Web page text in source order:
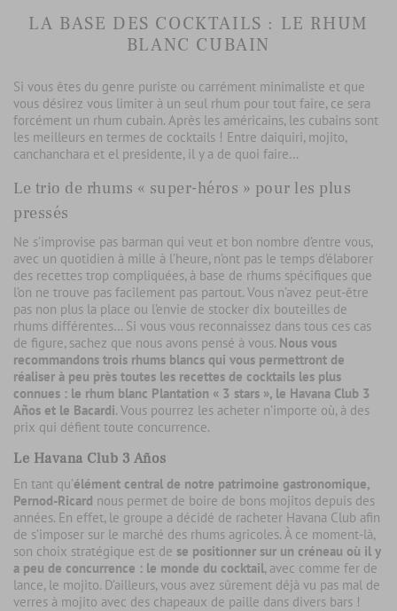
LA BASE DES COCKTAILS : LE RHUM
BLANC CUBAIN
Si vous êtes du genre puriste ou carrément minimaliste et que
vous désirez vous limiter à un seul rhum pour tout faire, ce sera
forcément un rhum cubain. Après les américains, les cubains sont
les meilleurs en termes de cocktails ! Entre daiquiri, mojito,
canchanchara et el presidente, il y a de quoi faire…
Le trio de rhums « super-héros » pour les plus
pressés
Ne s’improvise pas barman qui veut et bon nombre d’entre vous,
avec un quotidien à mille à l’heure, n’ont pas le temps d’élaborer
des recettes trop compliquées, à base de rhums spécifiques que
l’on ne trouve pas facilement pas partout. Vous n’avez peut-être
pas non plus la place ou l’envie de stocker dix bouteilles de
rhums différentes… Si vous vous reconnaissez dans tous ces cas
de figure, sachez que nous avons pensé à vous. Nous vous
recommandons trois rhums blancs qui vous permettront de
réaliser à peu près toutes les recettes de cocktails les plus
connues : le rhum blanc Plantation « 3 stars », le Havana Club 3
Años et le Bacardi. Vous pourrez les acheter n’importe où, à des
prix qui défient toute concurrence.
Le Havana Club 3 Años
En tant qu’élément central de notre patrimoine gastronomique,
Pernod-Ricard nous permet de boire de bons mojitos depuis des
années. En effet, le groupe a décidé de racheter Havana Club afin
de s’imposer sur le marché des rhums agricoles. À ce moment-là,
son choix stratégique est de se positionner sur un créneau où il y
a peu de concurrence : le monde du cocktail, avec comme fer de
lance, le mojito. D’ailleurs, vous avez sûrement déjà vu pas mal de
verres à mojito avec des chapeaux de paille dans divers bars !